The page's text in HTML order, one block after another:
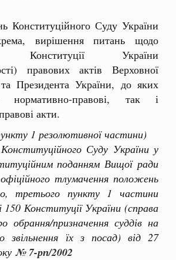
Конституційного Суду України
вирішення питань щодо
Конституції України
правових актів Верховної
Президента України, до яких
нормативно-правові, так і
акти.
1 резолютивної частини)
Суду України у
поданням Вищої ради
тлумачення положень
третього пункту 1 частини
Конституції України (справа
обрання/призначення суддів на
звільнення їх з посад) від 27
№ 7-рп/2002